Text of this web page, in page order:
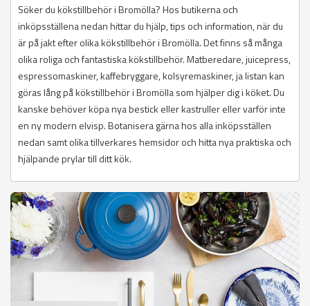
Söker du kökstillbehör i Bromölla? Hos butikerna och
inköpsställena nedan hittar du hjälp, tips och information, när du
är på jakt efter olika kökstillbehör i Bromölla. Det finns så många
olika roliga och fantastiska kökstillbehör. Matberedare, juicepress,
espressomaskiner, kaffebryggare, kolsyremaskiner, ja listan kan
göras lång på kökstillbehör i Bromölla som hjälper dig i köket. Du
kanske behöver köpa nya bestick eller kastruller eller varför inte
en ny modern elvisp. Botanisera gärna hos alla inköpsställen
nedan samt olika tillverkares hemsidor och hitta nya praktiska och
hjälpande prylar till ditt kök.